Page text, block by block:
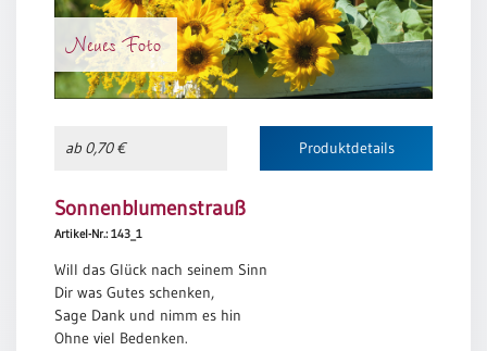
Neues Foto
ab 0,70 € Produktdetails
Sonnenblumenstrauß
Artikel-Nr.: 143_1
Will das Glück nach seinem Sinn
Dir was Gutes schenken,
Sage Dank und nimm es hin
Ohne viel Bedenken.